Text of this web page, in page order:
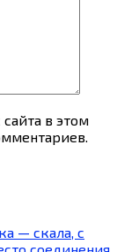
в этом
— скала, с
соединения